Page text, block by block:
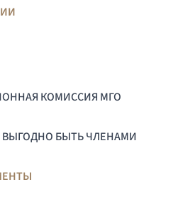
КОМИССИЯ МГО
БЫТЬ ЧЛЕНАМИ